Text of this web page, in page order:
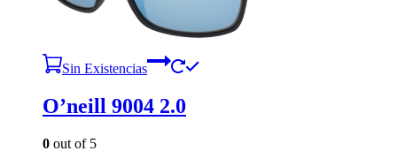
Sin Existencias
O’neill 9004 2.0
0 out of 5